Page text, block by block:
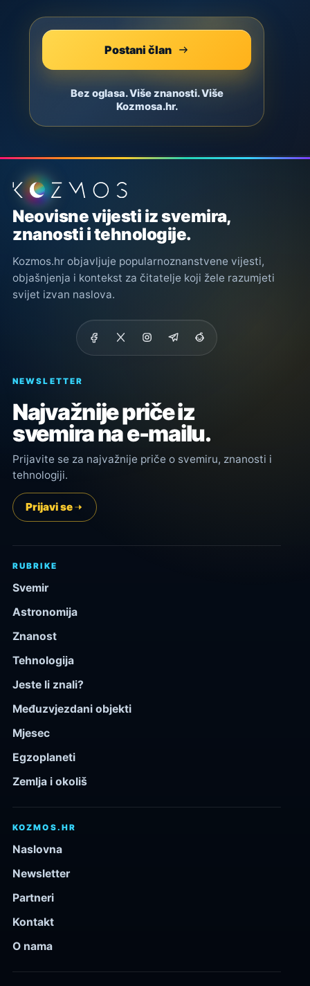
Postani član
Bez oglasa. Više znanosti. Više
Kozmosa.hr.
Podnožje stranice
Neovisne vijesti iz svemira,
znanosti i tehnologije.
Kozmos.hr objavljuje popularnoznanstvene vijesti,
objašnjenja i kontekst za čitatelje koji žele razumjeti
svijet izvan naslova.
NEWSLETTER
Najvažnije priče iz
svemira na e-mailu.
Prijavite se za najvažnije priče o svemiru, znanosti i
tehnologiji.
Prijavi se
RUBRIKE
Svemir
Astronomija
Znanost
Tehnologija
Jeste li znali?
Međuzvjezdani objekti
Mjesec
Egzoplaneti
Zemlja i okoliš
KOZMOS.HR
Naslovna
Newsletter
Partneri
Kontakt
O nama